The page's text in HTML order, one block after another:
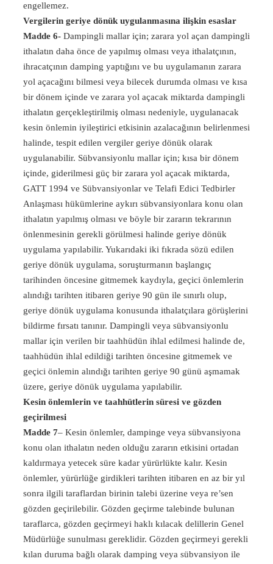
engellemez.
Vergilerin geriye dönük uygulanmasına ilişkin esaslar
Madde 6- Dampingli mallar için; zarara yol açan dampingli
ithalatın daha önce de yapılmış olması veya ithalatçının,
ihracatçının damping yaptığını ve bu uygulamanın zarara
yol açacağını bilmesi veya bilecek durumda olması ve kısa
bir dönem içinde ve zarara yol açacak miktarda dampingli
ithalatın gerçekleştirilmiş olması nedeniyle, uygulanacak
kesin önlemin iyileştirici etkisinin azalacağının belirlenmesi
halinde, tespit edilen vergiler geriye dönük olarak
uygulanabilir. Sübvansiyonlu mallar için; kısa bir dönem
içinde, giderilmesi güç bir zarara yol açacak miktarda,
GATT 1994 ve Sübvansiyonlar ve Telafi Edici Tedbirler
Anlaşması hükümlerine aykırı sübvansiyonlara konu olan
ithalatın yapılmış olması ve böyle bir zararın tekrarının
önlenmesinin gerekli görülmesi halinde geriye dönük
uygulama yapılabilir. Yukarıdaki iki fıkrada sözü edilen
geriye dönük uygulama, soruşturmanın başlangıç
tarihinden öncesine gitmemek kaydıyla, geçici önlemlerin
alındığı tarihten itibaren geriye 90 gün ile sınırlı olup,
geriye dönük uygulama konusunda ithalatçılara görüşlerini
bildirme fırsatı tanınır. Dampingli veya sübvansiyonlu
mallar için verilen bir taahhüdün ihlal edilmesi halinde de,
taahhüdün ihlal edildiği tarihten öncesine gitmemek ve
geçici önlemin alındığı tarihten geriye 90 günü aşmamak
üzere, geriye dönük uygulama yapılabilir.
Kesin önlemlerin ve taahhütlerin süresi ve gözden
geçirilmesi
Madde 7– Kesin önlemler, dampinge veya sübvansiyona
konu olan ithalatın neden olduğu zararın etkisini ortadan
kaldırmaya yetecek süre kadar yürürlükte kalır. Kesin
önlemler, yürürlüğe girdikleri tarihten itibaren en az bir yıl
sonra ilgili taraflardan birinin talebi üzerine veya re’sen
gözden geçirilebilir. Gözden geçirme talebinde bulunan
taraflarca, gözden geçirmeyi haklı kılacak delillerin Genel
Müdürlüğe sunulması gereklidir. Gözden geçirmeyi gerekli
kılan duruma bağlı olarak damping veya sübvansiyon ile